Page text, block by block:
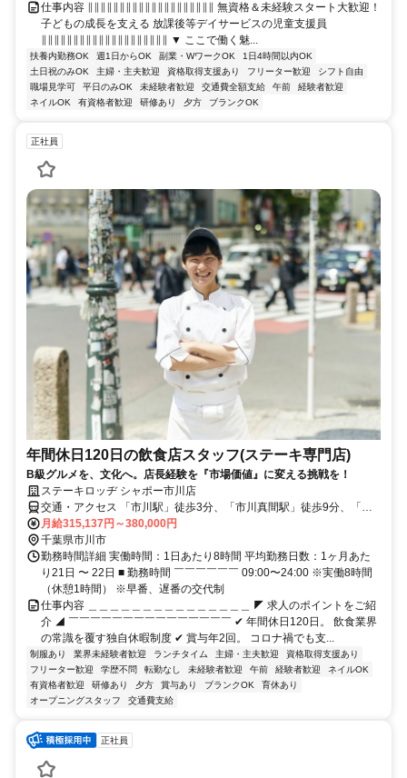
仕事内容 ∥∥∥∥∥∥∥∥∥∥∥∥∥∥∥∥∥∥∥∥ 無資格＆未経験スタート大歓迎！
子どもの成長を支える 放課後等デイサービスの児童支援員
∥∥∥∥∥∥∥∥∥∥∥∥∥∥∥∥∥∥∥∥ ▼ ここで働く魅...
扶養内勤務OK 週1日からOK 副業・WワークOK
1日4時間以内OK
土日祝のみOK
主婦・主夫歓迎 資格取得支援あり フリーター歓迎
シフト自由
職場見学可
平日のみOK 未経験者歓迎 交通費全額支給 午前
経験者歓迎
ネイルOK
有資格者歓迎 研修あり 夕方 ブランクOK
正社員
年間休日120日の飲食店スタッフ(ステーキ専門店)
B級グルメを、文化へ。店長経験を『市場価値』に変える挑戦を！
ステーキロッヂ シャポー市川店
交通・アクセス 「市川駅」徒歩3分、「市川真間駅」徒歩9分、「国
府台駅」徒歩16分
月給315,137円～380,000円
千葉県市川市
勤務時間詳細 実働時間：1日あたり8時間 平均勤務日数：1ヶ月あた
り21日 〜 22日 ■ 勤務時間 ￣￣￣￣￣￣ 09:00〜24:00 ※実働8時間
（休憩1時間） ※早番、遅番の交代制
仕事内容 ＿＿＿＿＿＿＿＿＿＿＿＿＿＿＿ ◤ 求人のポイントをご紹
介 ◢ ￣￣￣￣￣￣￣￣￣￣￣￣￣￣￣ ✔ 年間休日120日。 飲食業界
の常識を覆す独自休暇制度 ✔ 賞与年2回。 コロナ禍でも支...
制服あり 業界未経験者歓迎 ランチタイム 主婦・主夫歓迎
資格取得支援あり
フリーター歓迎
学歴不問 転勤なし 未経験者歓迎 午前 経験者歓迎
ネイルOK
有資格者歓迎
研修あり 夕方 賞与あり ブランクOK
育休あり
オープニングスタッフ
交通費支給
正社員